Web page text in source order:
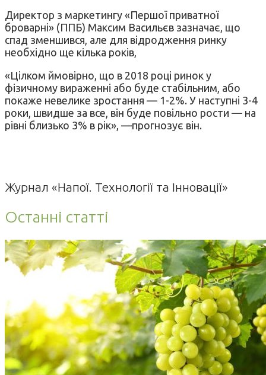
Директор з маркетингу «Першої приватної
броварні» (ППБ) Максим Васильєв зазначає, що
спад зменшився, але для відродження ринку
необхідно ще кілька років,
«Цілком ймовірно, що в 2018 році ринок у
фізичному вираженні або буде стабільним, або
покаже невелике зростання — 1-2%. У наступні 3-4
роки, швидше за все, він буде повільно рости — на
рівні близько 3% в рік», —прогнозує він.
Журнал «Напої. Технології та Інновації»
Останні статті